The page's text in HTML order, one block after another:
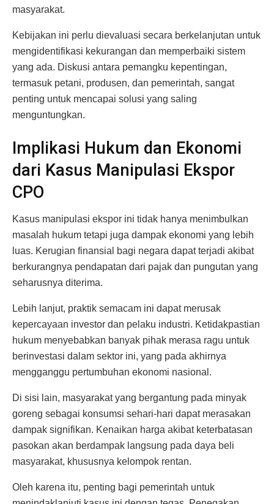
masyarakat.
Kebijakan ini perlu dievaluasi secara berkelanjutan untuk
mengidentifikasi kekurangan dan memperbaiki sistem
yang ada. Diskusi antara pemangku kepentingan,
termasuk petani, produsen, dan pemerintah, sangat
penting untuk mencapai solusi yang saling
menguntungkan.
Implikasi Hukum dan Ekonomi
dari Kasus Manipulasi Ekspor
CPO
Kasus manipulasi ekspor ini tidak hanya menimbulkan
masalah hukum tetapi juga dampak ekonomi yang lebih
luas. Kerugian finansial bagi negara dapat terjadi akibat
berkurangnya pendapatan dari pajak dan pungutan yang
seharusnya diterima.
Lebih lanjut, praktik semacam ini dapat merusak
kepercayaan investor dan pelaku industri. Ketidakpastian
hukum menyebabkan banyak pihak merasa ragu untuk
berinvestasi dalam sektor ini, yang pada akhirnya
mengganggu pertumbuhan ekonomi nasional.
Di sisi lain, masyarakat yang bergantung pada minyak
goreng sebagai konsumsi sehari-hari dapat merasakan
dampak signifikan. Kenaikan harga akibat keterbatasan
pasokan akan berdampak langsung pada daya beli
masyarakat, khususnya kelompok rentan.
Oleh karena itu, penting bagi pemerintah untuk